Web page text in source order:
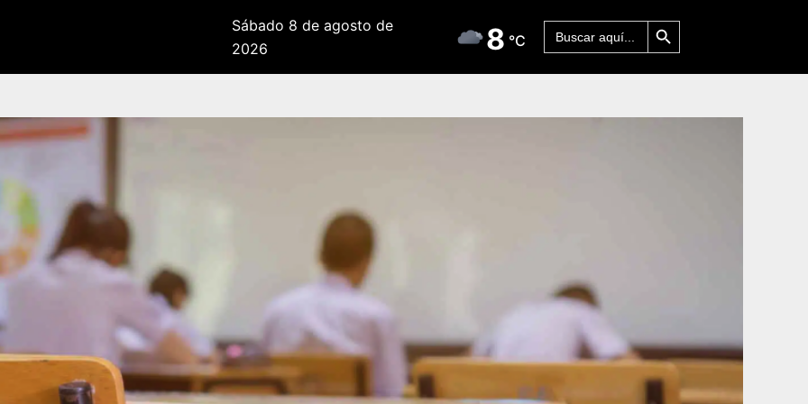
Sábado 8 de agosto de
2026
8 °C
Buscar: Botón de búsqueda